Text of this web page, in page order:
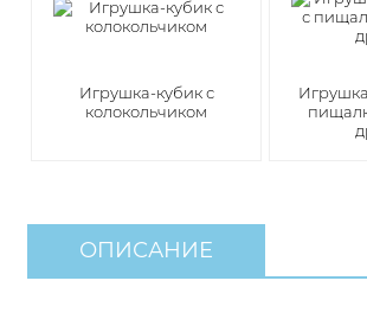
Игрушка-кубик с
колокольчиком
ОПИСАНИЕ